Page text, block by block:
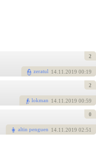
zeratul 14.11.2019 00:19
2
lokman 14.11.2019 00:59
2
altin penguen 14.11.2019 02:51
0